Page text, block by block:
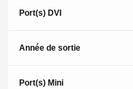
Port(s) DVI
Année de sortie
Port(s) Mini